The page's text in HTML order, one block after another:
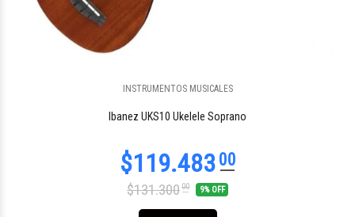
INSTRUMENTOS MUSICALES
Ibanez UKS10 Ukelele Soprano
$131.30000 9% OFF